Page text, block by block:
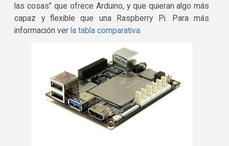
las cosas” que ofrece Arduino, y que quieran algo más
capaz y flexible que una Raspberry Pi. Para más
información ver la tabla comparativa.